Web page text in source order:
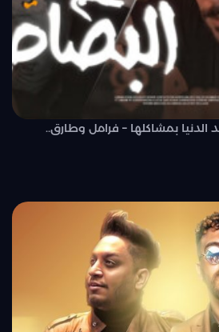
بمشاكلها – فرامل وطارق..